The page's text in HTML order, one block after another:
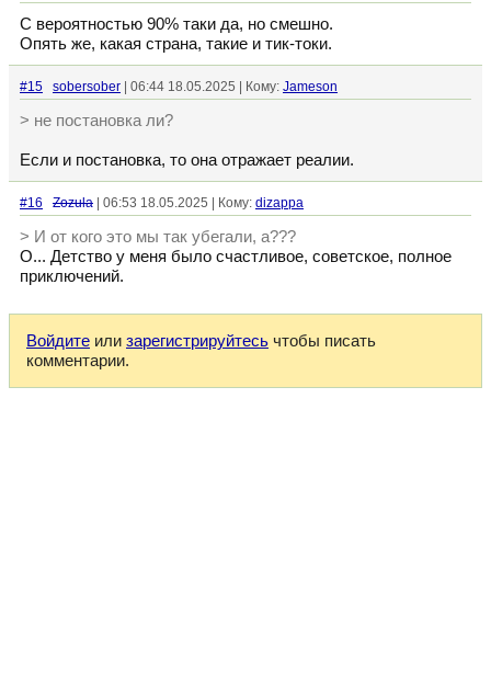
С вероятностью 90% таки да, но смешно.
Опять же, какая страна, такие и тик-токи.
#15 sobersober | 06:44 18.05.2025 | Кому: Jameson
> не постановка ли?
Если и постановка, то она отражает реалии.
#16 Zozula | 06:53 18.05.2025 | Кому: dizappa
> И от кого это мы так убегали, а???
О... Детство у меня было счастливое, советское, полное
приключений.
Войдите или зарегистрируйтесь чтобы писать
комментарии.